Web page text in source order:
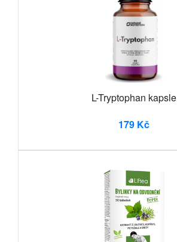
L-Tryptophan kapsle
179 Kč